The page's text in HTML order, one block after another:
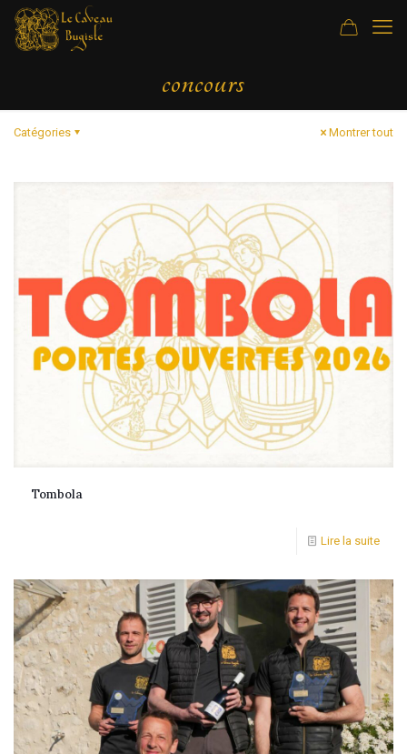
concours
Catégories Montrer tout
Tombola
Lire la suite